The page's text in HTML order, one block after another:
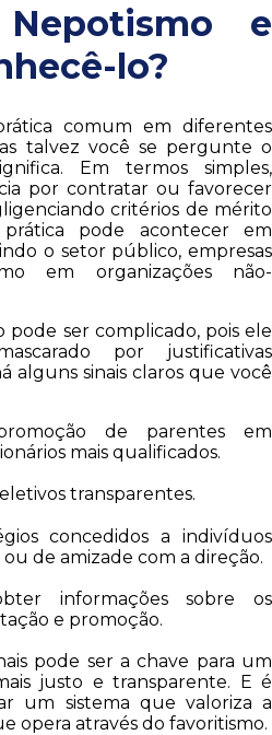
e
lo?
comum em diferentes
talvez você se pergunte o
Em termos simples,
por contratar ou favorecer
critérios de mérito
pode acontecer em
o setor público, empresas
em organizações não-
pode ser complicado, pois ele
por justificativas
alguns sinais claros que você
de parentes em
mais qualificados.
transparentes.
concedidos a indivíduos
de amizade com a direção.
informações sobre os
e promoção.
pode ser a chave para um
justo e transparente. E é
um sistema que valoriza a
opera através do favoritismo.